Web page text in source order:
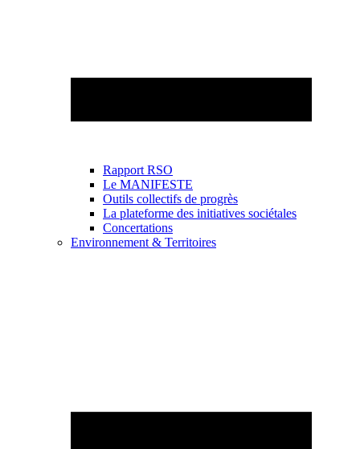
Rapport RSO
Le MANIFESTE
Outils collectifs de progrès
La plateforme des initiatives sociétales
Concertations
Environnement & Territoires